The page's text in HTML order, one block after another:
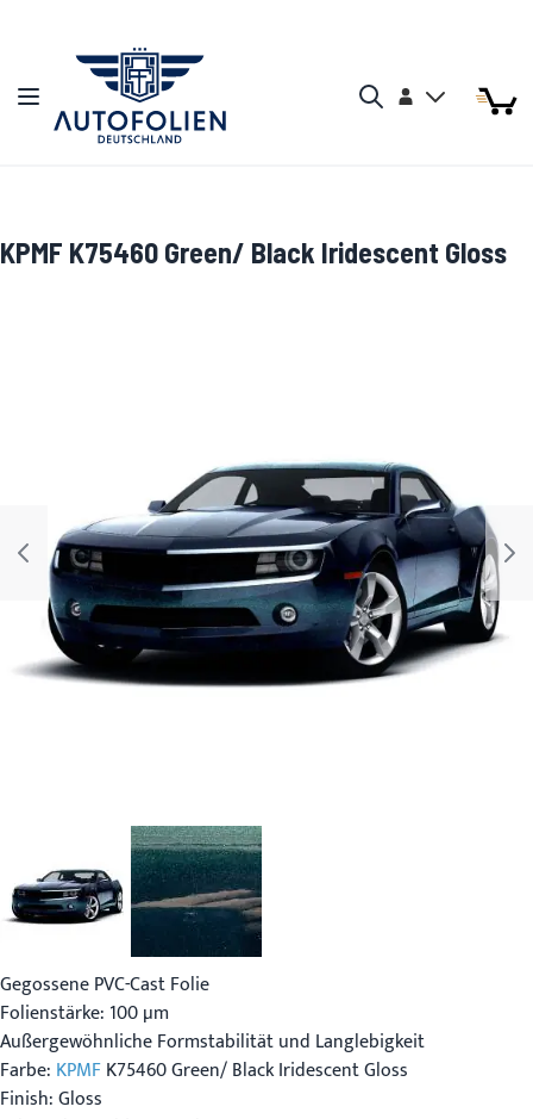
Navigation umschalten Konto Mein
Gegossene PVC-Cast Folie
Folienstärke: 100 µm
Außergewöhnliche Formstabilität und Langlebigkeit
Farbe: KPMFK75460 Green/ Black Iridescent Gloss
Finish: Gloss
KPMF K75460 Green/ Black Iridescent Gloss